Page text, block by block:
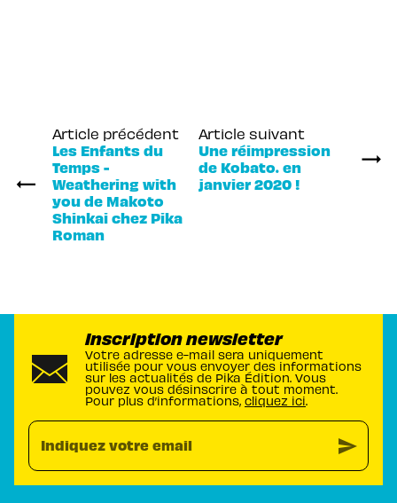
Article précédent
Les Enfants du
Temps -
Weathering with
you de Makoto
Shinkai chez Pika
Roman
Article suivant
Une réimpression
de Kobato. en
janvier 2020 !
Inscription newsletter
Votre adresse e-mail sera uniquement
utilisée pour vous envoyer des informations
sur les actualités de Pika Édition. Vous
pouvez vous désinscrire à tout moment.
Pour plus d’informations, cliquez ici.
Indiquez votre email send